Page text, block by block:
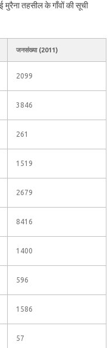
तहसील के गाँवों की सूची
जनसंख्या (2011)
2099
3846
261
1519
2679
8416
1400
596
1586
57